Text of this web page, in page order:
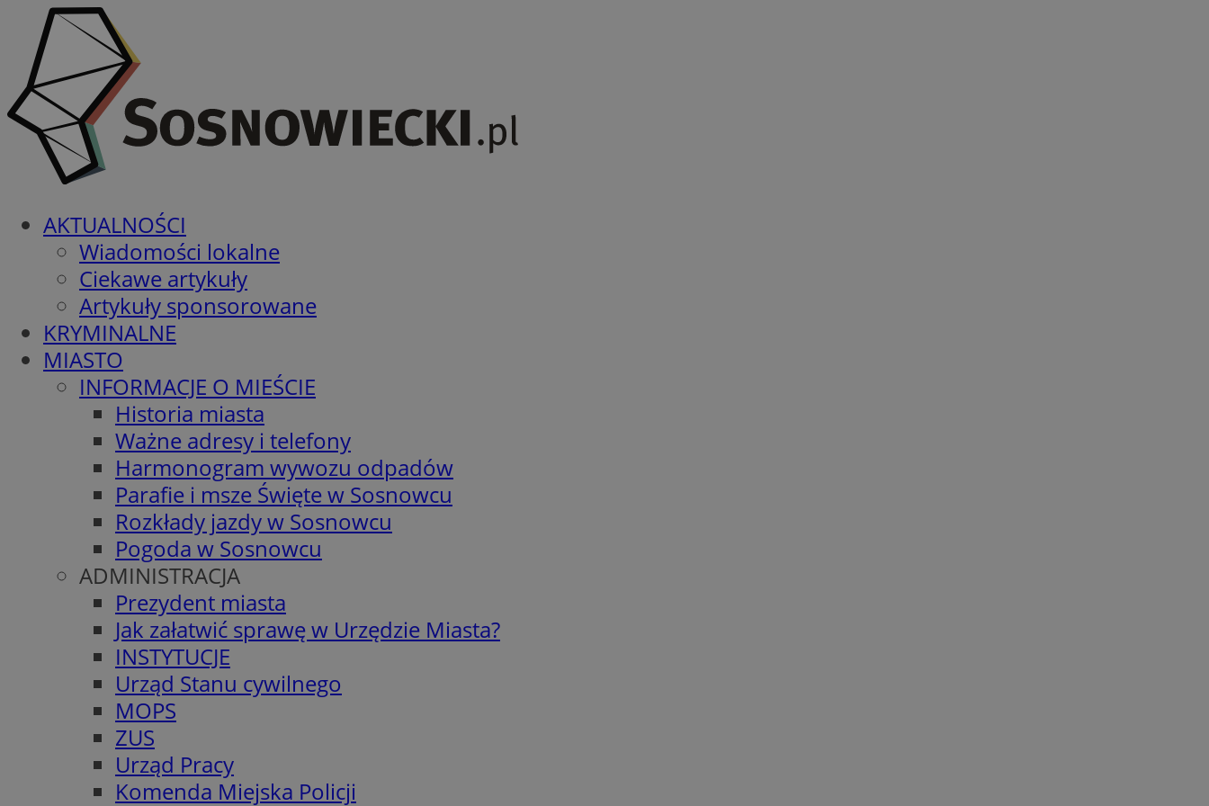
AKTUALNOŚCI
Wiadomości lokalne
Ciekawe artykuły
Artykuły sponsorowane
KRYMINALNE
MIASTO
INFORMACJE O MIEŚCIE
Historia miasta
Ważne adresy i telefony
Harmonogram wywozu odpadów
Parafie i msze Święte w Sosnowcu
Rozkłady jazdy w Sosnowcu
Pogoda w Sosnowcu
ADMINISTRACJA
Prezydent miasta
Jak załatwić sprawę w Urzędzie Miasta?
INSTYTUCJE
Urząd Stanu cywilnego
MOPS
ZUS
Urząd Pracy
Komenda Miejska Policji